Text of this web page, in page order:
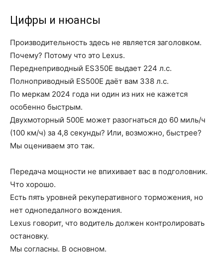
Цифры и нюансы
Производительность здесь не является заголовком.
Почему? Потому что это Lexus.
Переднеприводный ES350E выдает 224 л.с.
Полноприводный ES500E даёт вам 338 л.с.
По меркам 2024 года ни один из них не кажется
особенно быстрым.
Двухмоторный 500E может разогнаться до 60 миль/ч
(100 км/ч) за 4,8 секунды? Или, возможно, быстрее?
Мы оцениваем это так.
Передача мощности не впихивает вас в подголовник.
Что хорошо.
Есть пять уровней рекуперативного торможения, но
нет однопедалного вождения.
Lexus говорит, что водитель должен контролировать
остановку.
Мы согласны. В основном.